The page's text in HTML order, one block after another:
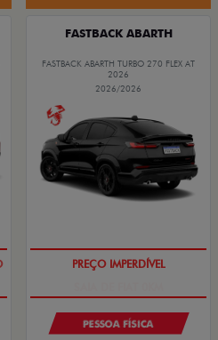
FASTBACK ABARTH
FASTBACK ABARTH TURBO 270 FLEX AT
2026
2026/2026
SAIA DE FIAT 0KM
PESSOA FÍSICA